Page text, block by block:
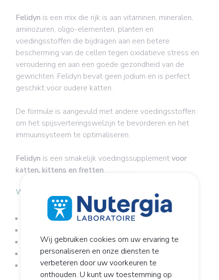
Felidyn is een mix die rijk is aan vitaminen, mineralen,
aminozuren, oligo-elementen, planten en
voedingsstoffen die bijdragen aan een betere
bescherming van de cellen tegen oxidatieve stress en
veroudering en aan een goede gezondheid van de
gewrichten. Felidyn bevat geen jodium en is perfect
geschikt voor oudere katten.
De formule is aangevuld met andere voedingsstoffen
om het spijsverteringswelzijn te bevorderen en het
immuunsysteem te optimaliseren.
Felidyn is een smakelijk voedingssupplementvoor
katten, kittens en fretten.
Wanneer is het product aanbevolen?
Gebrek aan vitaminen voor katten
Volwassen en oudere katten
Om de ‘eigengemaakte’ voeding te verbeteren
In geval van drachtigheid of zogen, groei en
immuniteit van kittens
Wij gebruiken cookies om uw ervaring te
personaliseren en onze diensten te
verbeteren door uw voorkeuren te
onthouden. U kunt uw toestemming op